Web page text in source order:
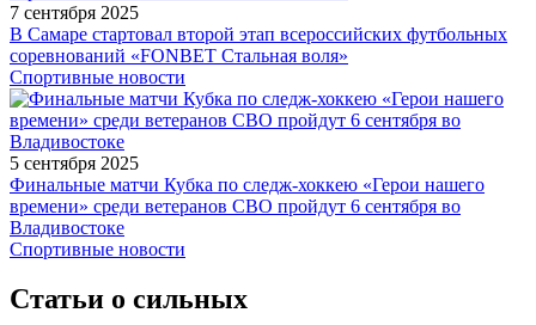
7 сентября 2025
В Самаре стартовал второй этап всероссийских футбольных
соревнований «FONBET Стальная воля»
Спортивные новости
5 сентября 2025
Финальные матчи Кубка по следж-хоккею «Герои нашего
времени» среди ветеранов СВО пройдут 6 сентября во
Владивостоке
Спортивные новости
Статьи о сильных